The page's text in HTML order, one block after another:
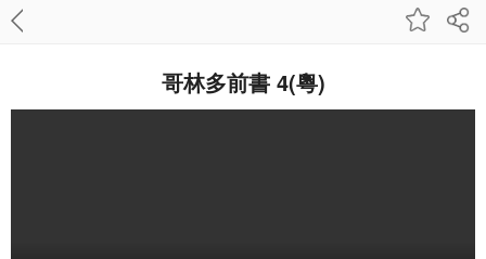
哥林多前書 4(粵)